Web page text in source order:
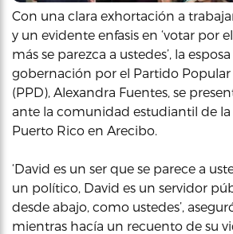
Con una clara exhortación a
y un evidente enfasis en ‘votar por
más se parezca a ustedes’, la
gobernación por el Partido
(PPD), Alexandra Fuentes, se
ante la comunidad estudiantil de
Puerto Rico en Arecibo.
‘David es un ser que se parece a
un político, David es un servidor
desde abajo, como ustedes’,
mientras hacía un recuento de su